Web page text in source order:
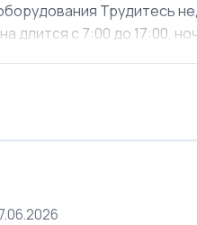
Трудитесь
длится с 7:00 до 17:00,